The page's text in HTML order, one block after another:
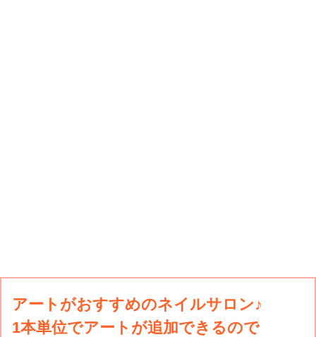
アートがおすすめのネイルサロン♪
1本単位でアートが追加できるので